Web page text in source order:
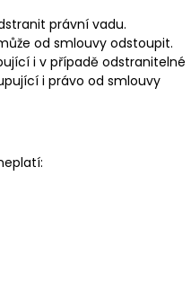
právní vadu.
od smlouvy odstoupit.
i v případě odstranitelné
i právo od smlouvy